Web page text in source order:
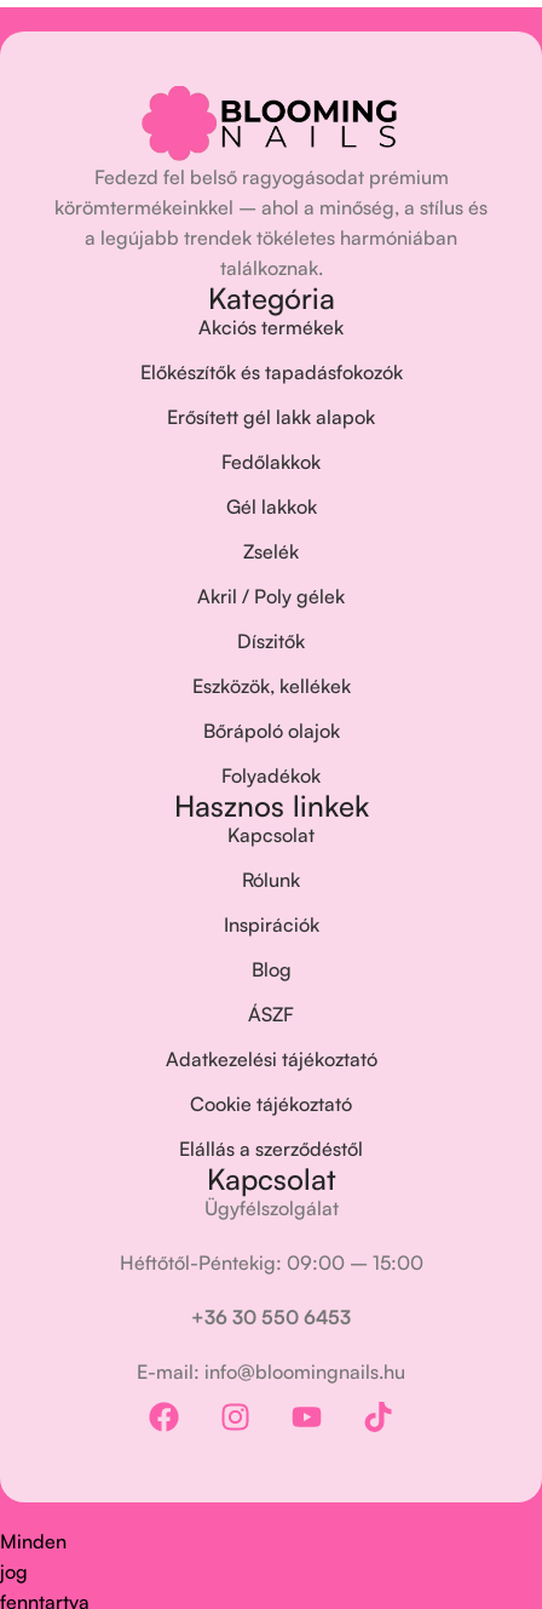
Fedezd fel belső ragyogásodat prémium
körömtermékeinkkel – ahol a minőség, a stílus és
a legújabb trendek tökéletes harmóniában
találkoznak.
Kategória
Akciós termékek
Előkészítők és tapadásfokozók
Erősített gél lakk alapok
Fedőlakkok
Gél lakkok
Zselék
Akril / Poly gélek
Díszitők
Eszközök, kellékek
Bőrápoló olajok
Folyadékok
Hasznos linkek
Kapcsolat
Rólunk
Inspirációk
Blog
ÁSZF
Adatkezelési tájékoztató
Cookie tájékoztató
Elállás a szerződéstől
Kapcsolat
Ügyfélszolgálat
Héftőtől-Péntekig: 09:00 – 15:00
+36 30 550 6453
E-mail: info@bloomingnails.hu
Minden
jog
fenntartva